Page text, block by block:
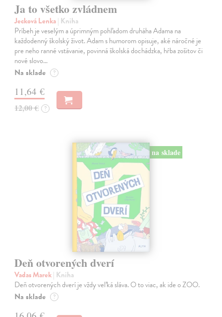
Ja to všetko zvládnem
Jecková Lenka| Kniha
Príbeh je veselým a úprimným pohľadom druháha Adama na
každodenný školský život. Adam s humorom opisuje, aké náročné je
pre neho ranné vstávanie, povinná školská dochádzka, hŕba zošitov či
nové slovo…
Na sklade ?
11,64 €
12,00 € ?
na sklade
Deň otvorených dverí
Vadas Marek| Kniha
Deň otvorených dverí je vždy veľká sláva. O to viac, ak ide o ZOO.
Na sklade ?